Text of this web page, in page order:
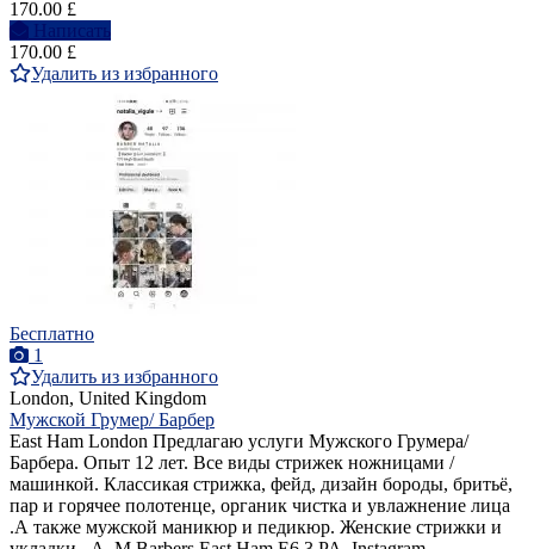
170.00 £
Написать
170.00 £
Удалить из избранного
Бесплатно
1
Удалить из избранного
London, United Kingdom
Мужской Грумер/ Барбер
East Ham London Предлагаю услуги Мужского Грумера/
Барбера. Опыт 12 лет. Все виды стрижек ножницами /
машинкой. Классикая стрижка, фейд, дизайн бороды, бритьё,
пар и горячее полотенце, органик чистка и увлажнение лица
.А также мужской маникюр и педикюр. Женские стрижки и